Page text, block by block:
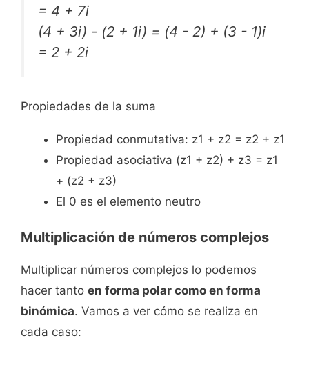
= 4 + 7i
(4 + 3i) - (2 + 1i) = (4 - 2) + (3 - 1)i
= 2 + 2i
Propiedades de la suma
Propiedad conmutativa: z1 + z2 = z2 + z1
Propiedad asociativa (z1 + z2) + z3 = z1
+ (z2 + z3)
El 0 es el elemento neutro
Multiplicación de números complejos
Multiplicar números complejos lo podemos
hacer tanto en forma polar como en forma
binómica. Vamos a ver cómo se realiza en
cada caso: